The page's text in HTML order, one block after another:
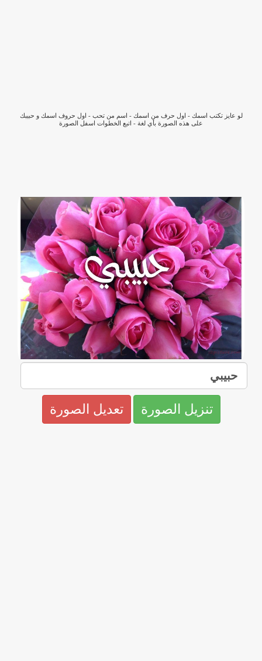
لو عايز تكتب اسمك - اول حرف من اسمك - اسم من تحب - اول حروف اسمك و حبيبك
على هذه الصورة بأي لغة - اتبع الخطوات اسفل الصورة
تعديل الصورة تنزيل الصورة